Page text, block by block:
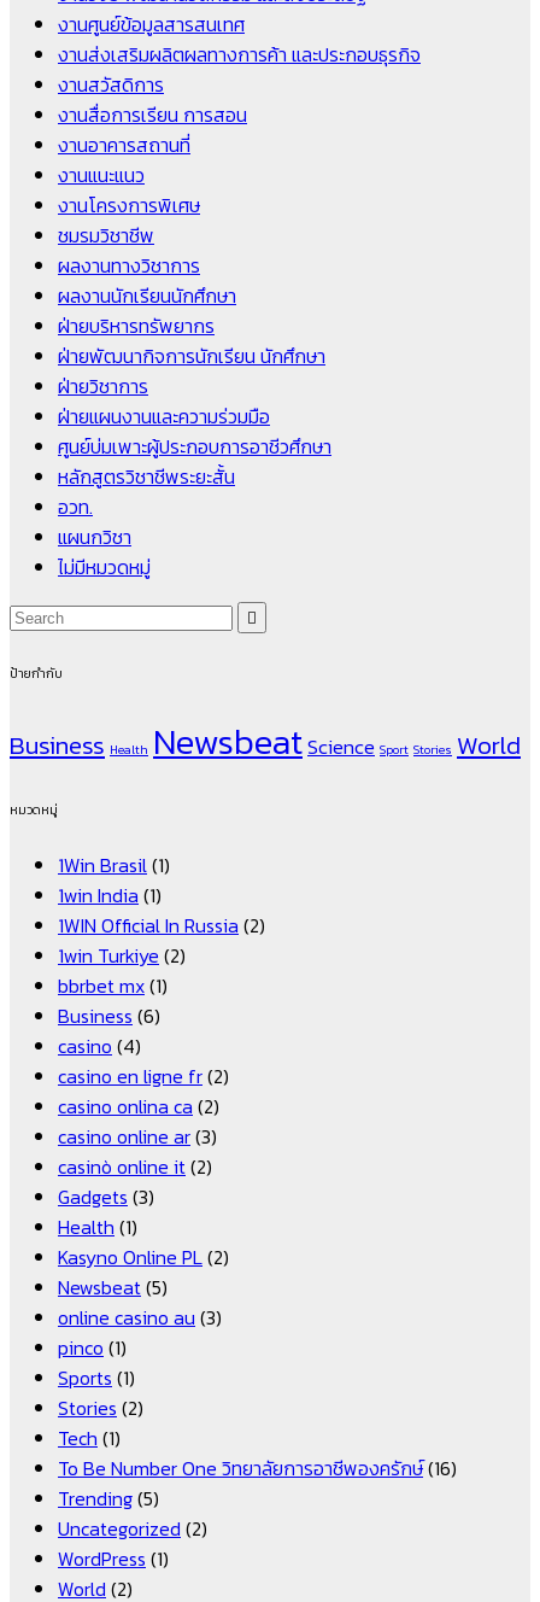
งานศูนย์ข้อมูลสารสนเทศ
งานส่งเสริมผลิตผลทางการค้า และประกอบธุรกิจ
งานสวัสดิการ
งานสื่อการเรียน การสอน
งานอาคารสถานที่
งานแนะแนว
งานโครงการพิเศษ
ชมรมวิชาชีพ
ผลงานทางวิชาการ
ผลงานนักเรียนนักศึกษา
ฝ่ายบริหารทรัพยากร
ฝ่ายพัฒนากิจการนักเรียน นักศึกษา
ฝ่ายวิชาการ
ฝ่ายแผนงานและความร่วมมือ
ศูนย์บ่มเพาะผู้ประกอบการอาชีวศึกษา
หลักสูตรวิชาชีพระยะสั้น
อวท.
แผนกวิชา
ไม่มีหมวดหมู่
ป้ายกำกับ
Business Health NewsbeatScience Sport Stories World
หมวดหมู่
1Win Brasil(1)
1win India (1)
1WIN Official In Russia (2)
1win Turkiye (2)
bbrbet mx(1)
Business (6)
casino (4)
casino en ligne fr(2)
casino onlina ca (2)
casino online ar(3)
casinò online it(2)
Gadgets (3)
Health (1)
Kasyno Online PL(2)
Newsbeat(5)
online casino au (3)
pinco (1)
Sports (1)
Stories (2)
Tech (1)
To Be Number One วิทยาลัยการอาชีพองครักษ์(16)
Trending(5)
Uncategorized (2)
WordPress (1)
World (2)